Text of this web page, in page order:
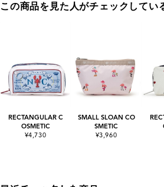
この商品を見た人がチェックしてい
RECTANGULAR C
OSMETIC
¥4,730
SMALL SLOAN CO
SMETIC
¥3,960